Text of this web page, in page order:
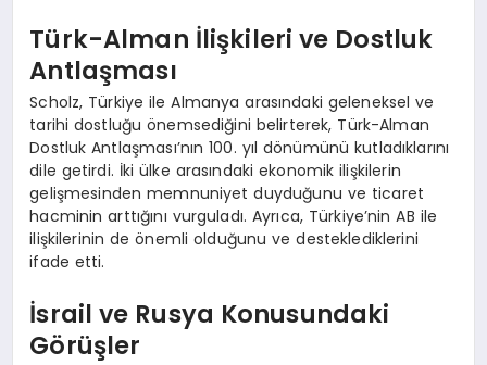
Türk-Alman İlişkileri ve Dostluk
Antlaşması
Scholz, Türkiye ile Almanya arasındaki geleneksel ve
tarihi dostluğu önemsediğini belirterek, Türk-Alman
Dostluk Antlaşması’nın 100. yıl dönümünü kutladıklarını
dile getirdi. İki ülke arasındaki ekonomik ilişkilerin
gelişmesinden memnuniyet duyduğunu ve ticaret
hacminin arttığını vurguladı. Ayrıca, Türkiye’nin AB ile
ilişkilerinin de önemli olduğunu ve desteklediklerini
ifade etti.
İsrail ve Rusya Konusundaki
Görüşler